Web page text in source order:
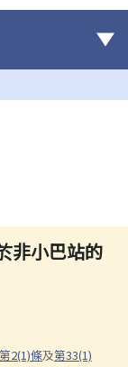
非小巴站的
第2(1)條及第33(1)